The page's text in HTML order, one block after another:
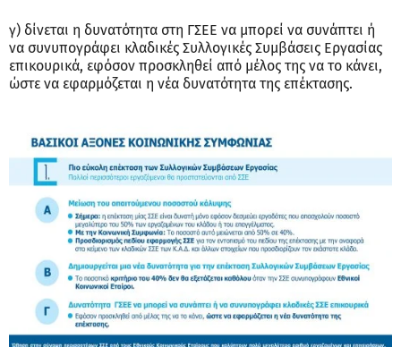
γ) δίνεται η δυνατότητα στη ΓΣΕΕ να μπορεί να συνάπτει ή
να συνυπογράφει κλαδικές Συλλογικές Συμβάσεις Εργασίας
επικουρικά, εφόσον προσκληθεί από μέλος της να το κάνει,
ώστε να εφαρμόζεται η νέα δυνατότητα της επέκτασης.